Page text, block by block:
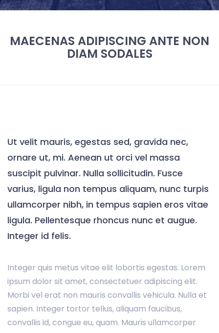
MAECENAS ADIPISCING ANTE NON
DIAM SODALES
Ut velit mauris, egestas sed, gravida nec,
ornare ut, mi. Aenean ut orci vel massa
suscipit pulvinar. Nulla sollicitudin. Fusce
varius, ligula non tempus aliquam, nunc turpis
ullamcorper nibh, in tempus sapien eros vitae
ligula. Pellentesque rhoncus nunc et augue.
Integer id felis.
Integer quis metus vitae elit lobortis egestas. Lorem
ipsum dolor sit amet, consectetuer adipiscing elit.
Morbi vel erat non mauris convallis vehicula. Nulla et
sapien. Integer tortor tellus, aliquam faucibus,
convallis id, congue eu, quam. Mauris ullamcorper